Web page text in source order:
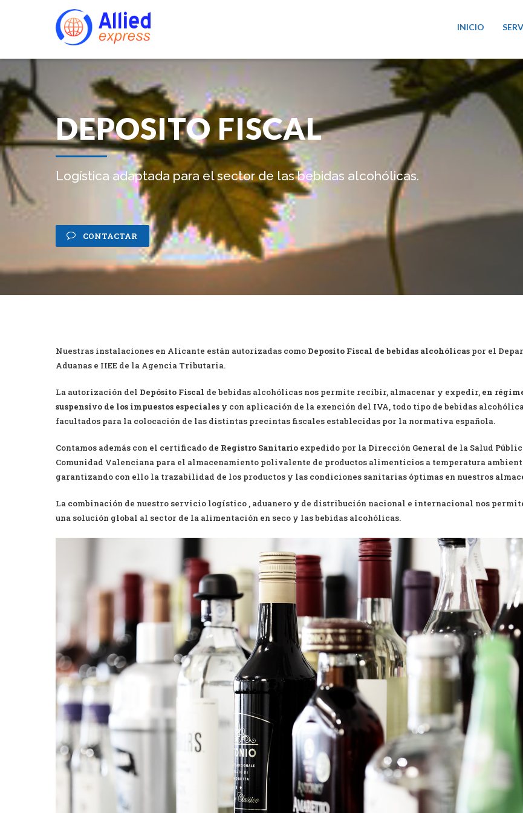
INICIO
DEPOSITO FISCAL
Logística adaptada para el sector de las bebidas alcohólicas.
CONTACTAR
Nuestras instalaciones en Alicante están autorizadas como Deposito Fiscal de bebidas alcohólicas por el
Aduanas e IIEE de la Agencia Tributaria.
La autorización del Depósito Fiscal de bebidas alcohólicas nos permite recibir, almacenar y expedir, en
suspensivo de los impuestos especiales y con aplicación de la exención del IVA, todo tipo de bebidas
facultados para la colocación de las distintas precintas fiscales establecidas por la normativa española.
Contamos además con el certificado de Registro Sanitario expedido por la Dirección General de la Salud
Comunidad Valenciana para el almacenamiento polivalente de productos alimenticios a temperatura
garantizando con ello la trazabilidad de los productos y las condiciones sanitarias óptimas en nuestros
La combinación de nuestro servicio logístico , aduanero y de distribución nacional e internacional nos
una solución global al sector de la alimentación en seco y las bebidas alcohólicas.